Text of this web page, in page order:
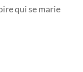
qui se marie